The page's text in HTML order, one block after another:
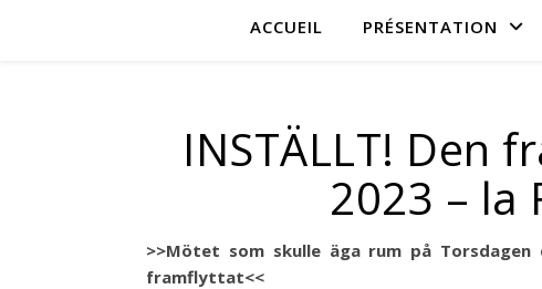
ACCUEIL PRÉSENTATION
INSTÄLLT! Den
2023 – la
>>Mötet som skulle äga rum på
framflyttat<<